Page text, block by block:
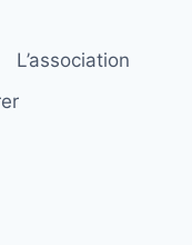
L’association